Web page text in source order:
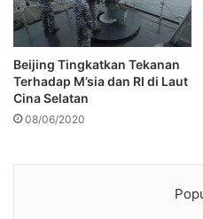
Beijing Tingkatkan Tekanan
Terhadap M’sia dan RI di Laut
Cina Selatan
08/06/2020